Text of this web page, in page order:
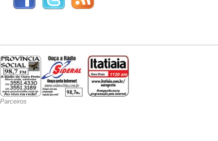
Parceiros